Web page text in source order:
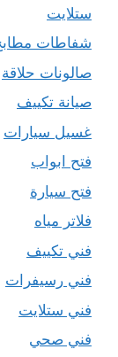
ستلايت
شفاطات
صالونات حلاقة
صيانة تكييف
غسيل سيارات
فتح ابواب
فتح سيارة
فلاتر مياه
فني تكييف
فني رسيفرات
فني ستلايت
فني صحي